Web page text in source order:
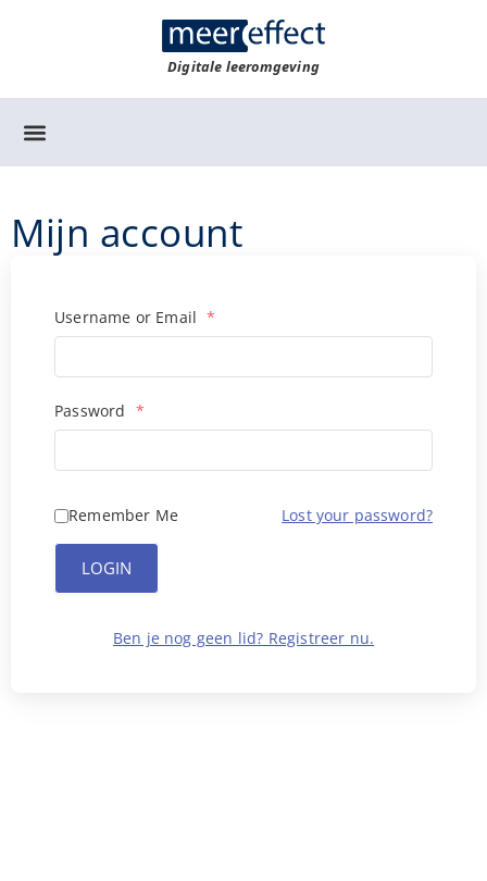
Digitale leeromgeving
Mijn account
Username or Email *
Password *
Remember Me Lost your password?
LOGIN
Ben je nog geen lid? Registreer nu.